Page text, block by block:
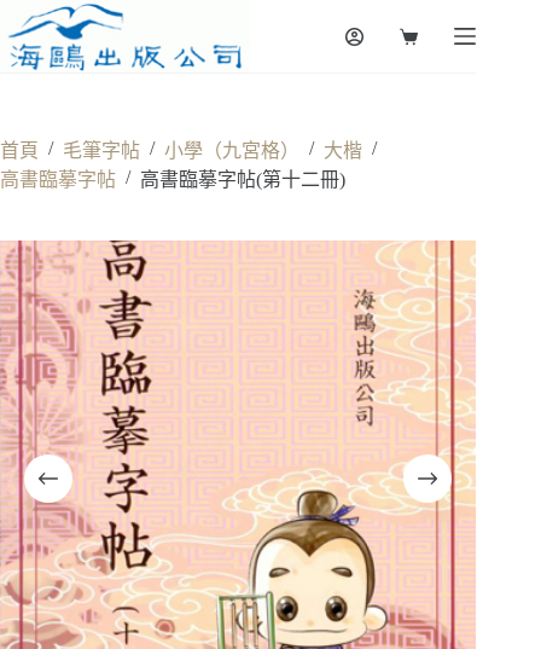
to
content
Shopping
首頁 / 毛筆字帖 / 小學（九宮格） / 大楷 /
高書臨摹字帖 / 高書臨摹字帖(第十二冊)